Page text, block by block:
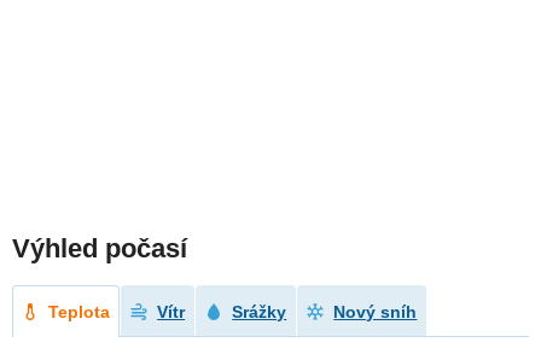
Výhled počasí
Teplota Vítr Srážky Nový sníh